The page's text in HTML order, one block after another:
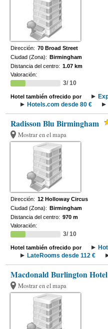
Dirección: 70 Broad Street
Ciudad (Zona): Birmingham
Distancia del centro: 1.07 km
Valoración:
3/ 10
Hotel también ofrecido por
Hotels.com desde 80 €
Radisson Blu Birmingham
Mostrar en el mapa
Dirección: 12 Holloway Circus
Ciudad (Zona): Birmingham
Distancia del centro: 970 m
Valoración:
3/ 10
Hotel también ofrecido por
LateRooms desde 112 €
Macdonald Burlington Hotel
Mostrar en el mapa